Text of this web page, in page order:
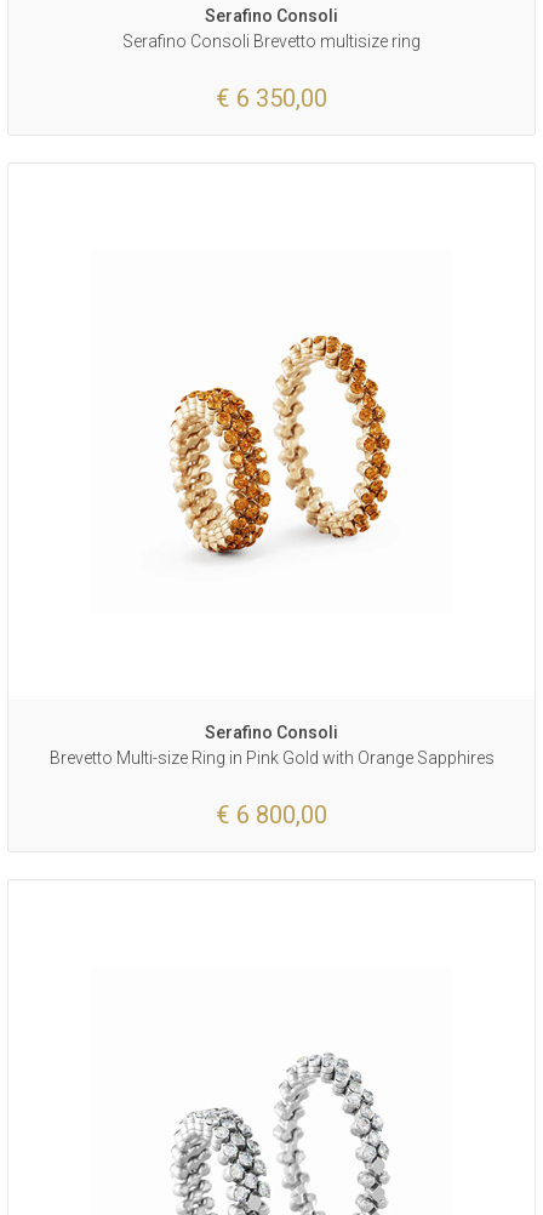
Serafino Consoli
Serafino Consoli Brevetto multisize ring
€ 6 350,00
Serafino Consoli
Brevetto Multi-size Ring in Pink Gold with Orange Sapphires
€ 6 800,00